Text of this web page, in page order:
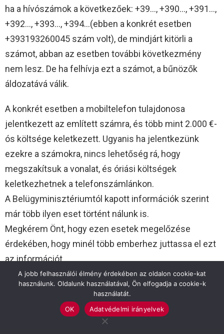
ha a hívószámok a következőek: +39…, +390…, +391…,
+392…, +393…, +394…(ebben a konkrét esetben
+393193260045 szám volt), de mindjárt kitörli a
számot, abban az esetben további következmény
nem lesz. De ha felhívja ezt a számot, a bűnözők
áldozatává válik.
A konkrét esetben a mobiltelefon tulajdonosa
jelentkezett az említett számra, és több mint 2.000 €-
ós költsége keletkezett. Ugyanis ha jelentkezünk
ezekre a számokra, nincs lehetőség rá, hogy
megszakítsuk a vonalat, és óriási költségek
keletkezhetnek a telefonszámlánkon.
A Belügyminisztériumtól kapott információk szerint
már több ilyen eset történt nálunk is.
Megkérem Önt, hogy ezen esetek megelőzése
érdekében, hogy minél több emberhez juttassa el ezt
az információt.
Megemlékezett a Jobbik
A jobb felhasználói élmény érdekében az oldalon cookie-kat
használunk. Oldalunk használatával, Ön elfogadja a cookie-k
használatát.
OK
Adatvédelmi irányelvek